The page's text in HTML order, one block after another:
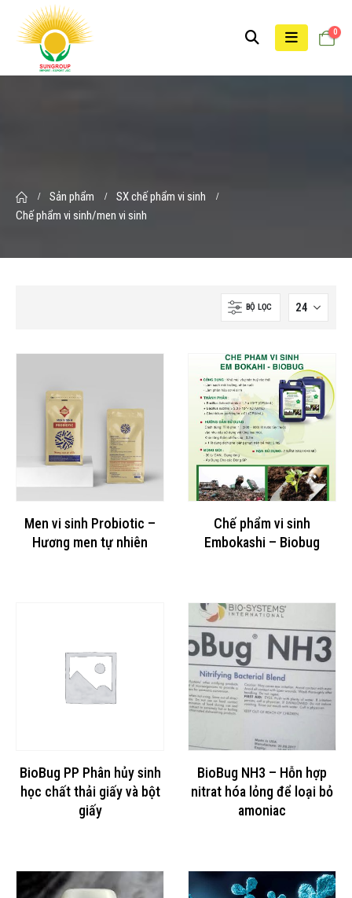
0
Sản phẩm
SX chế phẩm vi sinh
Chế phẩm vi sinh/men vi sinh
BỘ LỌC
Men vi sinh Probiotic –
Hương men tự nhiên
Chế phẩm vi sinh
Embokashi – Biobug
BioBug PP Phân hủy sinh
học chất thải giấy và bột
giấy
BioBug NH3 – Hỗn hợp
nitrat hóa lỏng để loại bỏ
amoniac